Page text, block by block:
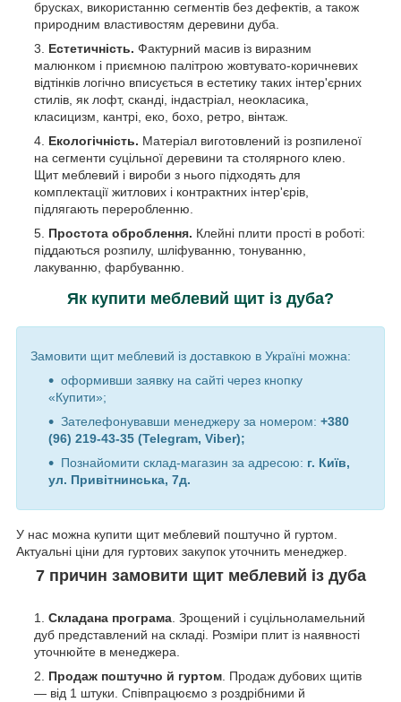
брусках, використанню сегментів без дефектів, а також
природним властивостям деревини дуба.
Естетичність. Фактурний масив із виразним
малюнком і приємною палітрою жовтувато-коричневих
відтінків логічно вписується в естетику таких інтер'єрних
стилів, як лофт, сканді, індастріал, неокласика,
класицизм, кантрі, еко, бохо, ретро, вінтаж.
Екологічність. Матеріал виготовлений із розпиленої
на сегменти суцільної деревини та столярного клею.
Щит меблевий і вироби з нього підходять для
комплектації житлових і контрактних інтер'єрів,
підлягають переробленню.
Простота оброблення. Клейні плити прості в роботі:
піддаються розпилу, шліфуванню, тонуванню,
лакуванню, фарбуванню.
Як купити меблевий щит із дуба?
Замовити щит меблевий із доставкою в Україні можна:
оформивши заявку на сайті через кнопку
«Купити»;
Зателефонувавши менеджеру за номером: +380
(96) 219-43-35 (Telegram, Viber);
Познайомити склад-магазин за адресою: г. Київ,
ул. Привітнинська, 7д.
У нас можна купити щит меблевий поштучно й гуртом.
Актуальні ціни для гуртових закупок уточнить менеджер.
7 причин замовити щит меблевий із дуба
Складана програма. Зрощений і суцільноламельний
дуб представлений на складі. Розміри плит із наявності
уточнюйте в менеджера.
Продаж поштучно й гуртом. Продаж дубових щитів
— від 1 штуки. Співпрацюємо з роздрібними й